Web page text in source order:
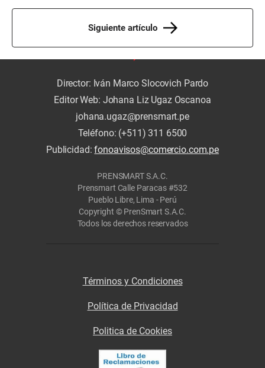
Siguiente artículo
Director: Iván Marco Slocovich Pardo
Editor Web: Johana Liz Ugaz Oscanoa
johana.ugaz@prensmart.pe
Teléfono: (+511) 311 6500
Publicidad:fonoavisos@comercio.com.pe
PRENSMART S.A.C.
Prensmart Calle Paracas #532
Pueblo Libre, Lima - Perú
Copyright © PrenSmart S.A.C.
Todos los derechos reservados
Términos y Condiciones
Política de Privacidad
Politica de Cookies